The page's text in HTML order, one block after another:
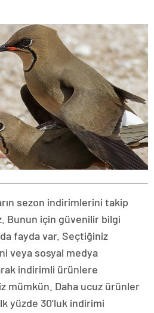
sezon indirimlerini takip
Bunun için güvenilir bilgi
fayda var. Seçtiğiniz
veya sosyal medya
indirimli ürünlere
mümkün. Daha ucuz ürünler
yüzde 30’luk indirimi